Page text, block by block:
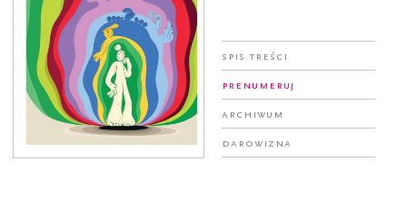
Spis treści
Prenumeruj
Archiwum
Darowizna